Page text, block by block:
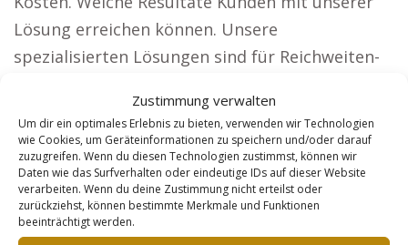
Zustimmung verwalten
Um dir ein optimales Erlebnis zu bieten, verwenden wir Technologien
wie Cookies, um Geräteinformationen zu speichern und/oder darauf
zuzugreifen. Wenn du diesen Technologien zustimmst, können wir
Daten wie das Surfverhalten oder eindeutige IDs auf dieser Website
verarbeiten. Wenn du deine Zustimmung nicht erteilst oder
zurückziehst, können bestimmte Merkmale und Funktionen
beeinträchtigt werden.
Lösung erreichen können. Unsere
spezialisierten Lösungen sind für Reichweiten-
Rechtsanwälte: Erhöhen Sie Ihre Bekanntheit
und lassen Sie sich deutschlandweit von
Mandanten finden. Architekten: Überzeugen Sie
Bauherren durch die Präsentation Ihrer
Projekte.